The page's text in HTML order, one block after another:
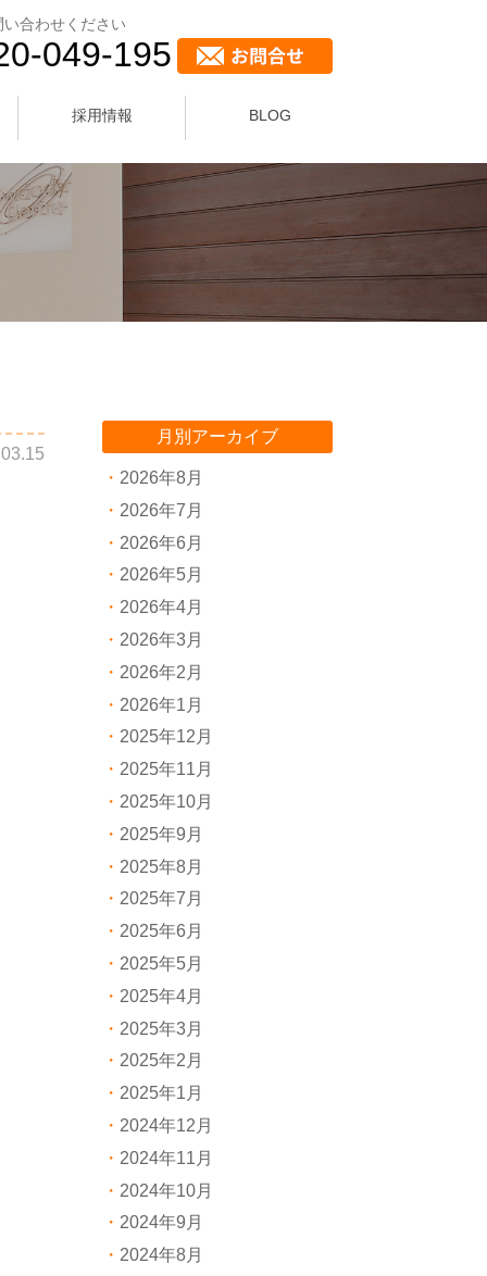
合わせください
049-195
採用情報 BLOG
月別アーカイブ
2026年8月
2026年7月
2026年6月
2026年5月
2026年4月
2026年3月
2026年2月
2026年1月
2025年12月
2025年11月
2025年10月
2025年9月
2025年8月
2025年7月
2025年6月
2025年5月
2025年4月
2025年3月
2025年2月
2025年1月
2024年12月
2024年11月
2024年10月
2024年9月
2024年8月